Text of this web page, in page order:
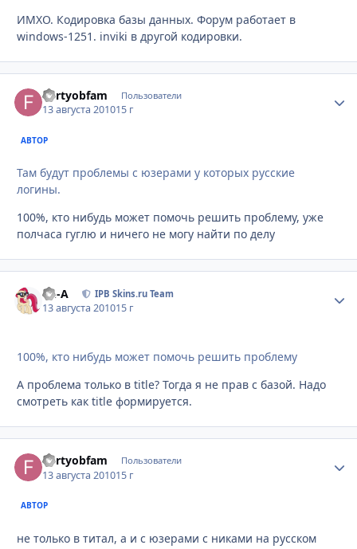
ИМХО. Кодировка базы данных. Форум работает в
windows-1251. inviki в другой кодировки.
Fortyobfam Пользователи
13 августа 201015 г
АВТОР
Там будут проблемы с юзерами у которых русские
логины.
100%, кто нибудь может помочь решить проблему, уже
полчаса гуглю и ничего не могу найти по делу
Ph-A IPB Skins.ru Team
13 августа 201015 г
100%, кто нибудь может помочь решить проблему
А проблема только в title? Тогда я не прав с базой. Надо
смотреть как title формируется.
Fortyobfam Пользователи
13 августа 201015 г
АВТОР
не только в титал, а и с юзерами с никами на русском